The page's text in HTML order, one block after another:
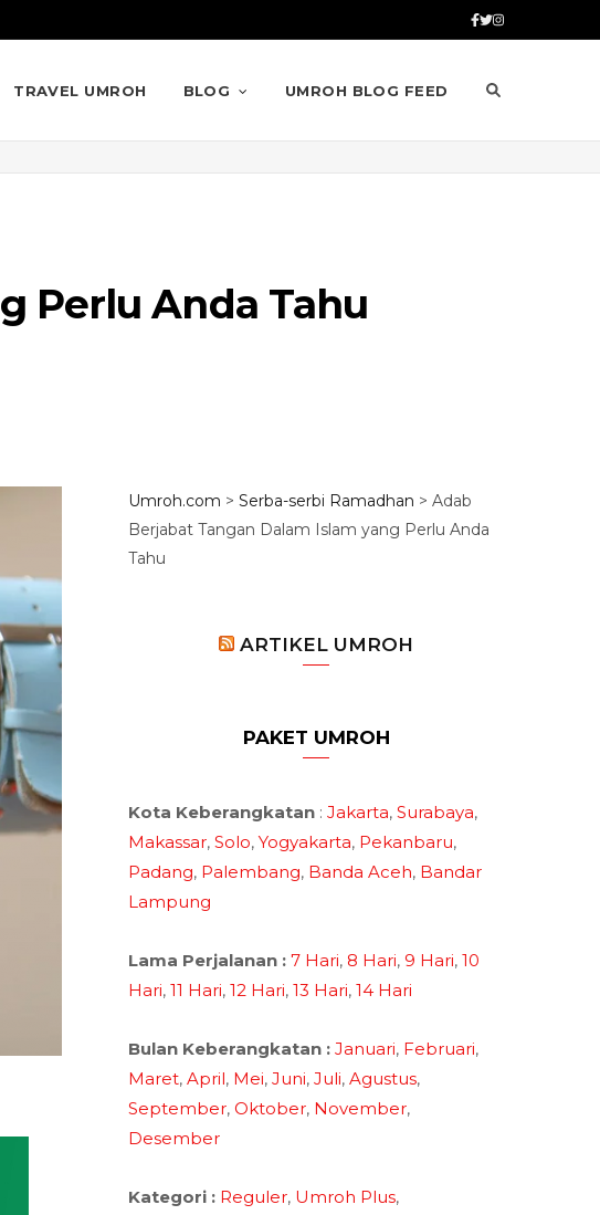
TRAVEL UMROH BLOG UMROH BLOG FEED
Perlu Anda Tahu
Umroh.com > Serba-serbi Ramadhan > Adab
Berjabat Tangan Dalam Islam yang Perlu Anda
Tahu
ARTIKEL UMROH
PAKET UMROH
Kota Keberangkatan : Jakarta, Surabaya,
Makassar, Solo, Yogyakarta, Pekanbaru,
Padang, Palembang, Banda Aceh, Bandar
Lampung
Lama Perjalanan : 7 Hari, 8 Hari, 9 Hari, 10
Hari, 11 Hari, 12 Hari, 13 Hari, 14 Hari
Bulan Keberangkatan : Januari, Februari,
Maret, April, Mei, Juni, Juli, Agustus,
September, Oktober, November,
Desember
Kategori : Reguler, Umroh Plus,